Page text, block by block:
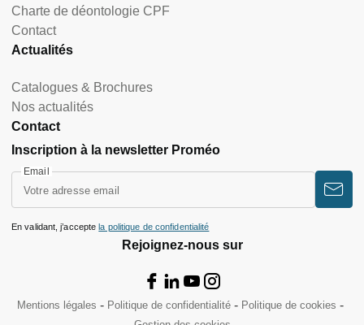
Charte de déontologie CPF
Contact
Actualités
Catalogues & Brochures
Nos actualités
Contact
Rejoignez-nous sur
Inscription à la newsletter Proméo
Email
En validant, j’acceptela politique de confidentialité
Mentions légales Politique de confidentialité
Politique de cookies